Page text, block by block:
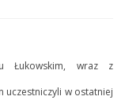
Łukowskim, wraz z
uczestniczyli w ostatniej